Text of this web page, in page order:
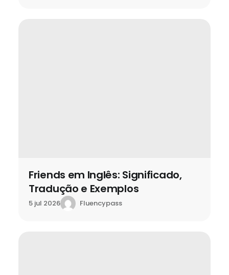
Friends em Inglês: Significado,
Tradução e Exemplos
5 jul 2026 Fluencypass